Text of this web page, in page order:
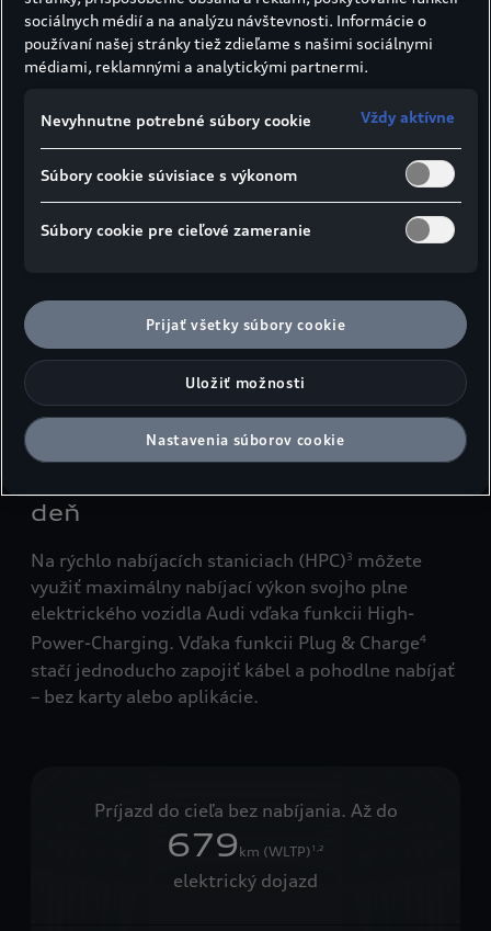
Dojazd & nabíjanie
Dojazd & nabíjanie
Dojazd: Pripravený na dlhé
Vaše Audi získava energiu späť. Systém
rekuperácie využíva proces brzdenia a jazdy na
voľnobeh a dá sa manuálne nastaviť v troch
stupňoch prostredníctvom ovládačov na volante.
deň
Na rýchlo nabíjacích staniciach (HPC)3 môžete
využiť maximálny nabíjací výkon svojho plne
elektrického vozidla Audi vďaka funkcii High-
Power-Charging. Vďaka funkcii Plug & Charge4
stačí jednoducho zapojiť kábel a pohodlne nabíjať
– bez karty alebo aplikácie.
Príjazd do cieľa bez nabíjania. Až do
679 km (WLTP) 1,2
elektrický dojazd
sociálnych médií a na analýzu návštevnosti. Informácie o
používaní našej stránky tiež zdieľame s našimi sociálnymi
médiami, reklamnými a analytickými partnermi.
Nevyhnutne potrebné súbory cookie Vždy aktívne
Súbory cookie súvisiace s výkonom
Súbory cookie pre cieľové zameranie
Prijať všetky súbory cookie
Uložiť možnosti
Nastavenia súborov cookie